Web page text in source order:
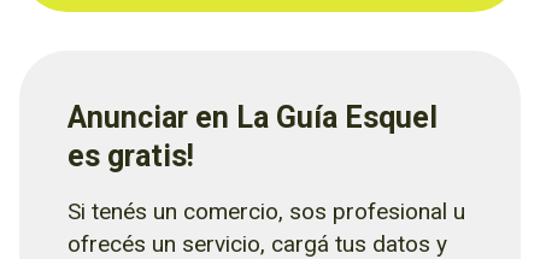
Anunciar en La Guía Esquel
es gratis!
Si tenés un comercio, sos profesional u
ofrecés un servicio, cargá tus datos y